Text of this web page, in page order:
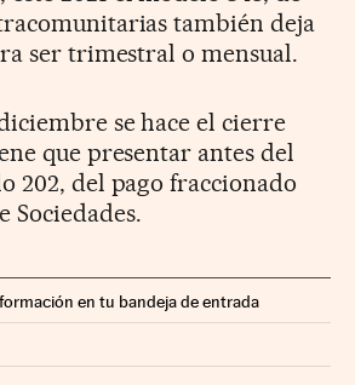
también deja
ser trimestral o mensual.
se hace el cierre
que presentar antes del
202, del pago fraccionado
Sociedades.
en tu bandeja de entrada
Días en Facebook
Cinco Días en Twitter